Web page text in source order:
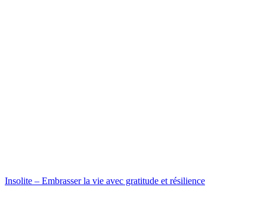
Insolite – Embrasser la vie avec gratitude et résilience